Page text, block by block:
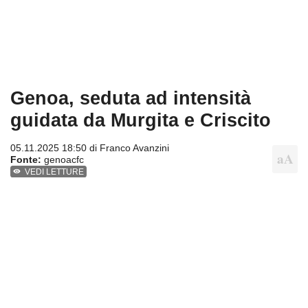
Genoa, seduta ad intensità
guidata da Murgita e Criscito
05.11.2025 18:50 di Franco Avanzini
Fonte: genoacfc
VEDI LETTURE